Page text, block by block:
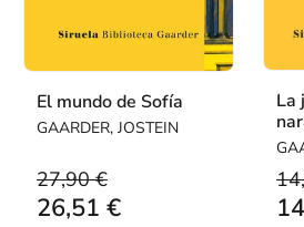
El mundo de Sofía
GAARDER, JOSTEIN
27,90 €
26,51 €
La